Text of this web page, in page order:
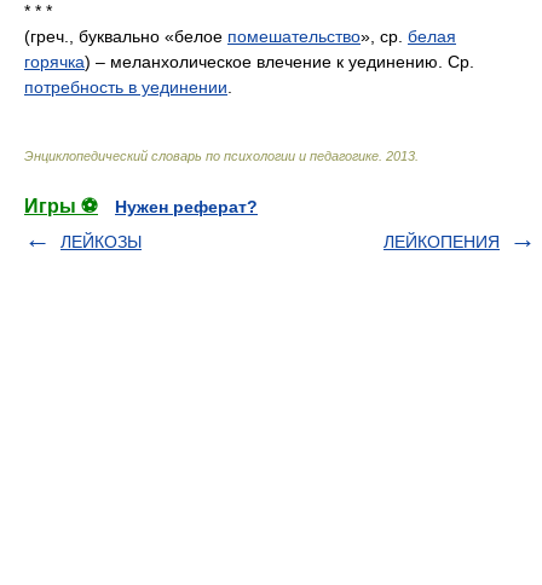
* * *
(греч., буквально «белое помешательство», ср. белая
горячка) – меланхолическое влечение к уединению. Ср.
потребность в уединении
Энциклопедический словарь по психологии и педагогике 2013
Игры ⚽
Нужен реферат?
ЛЕЙКОЗЫ
ЛЕЙКОПЕНИЯ